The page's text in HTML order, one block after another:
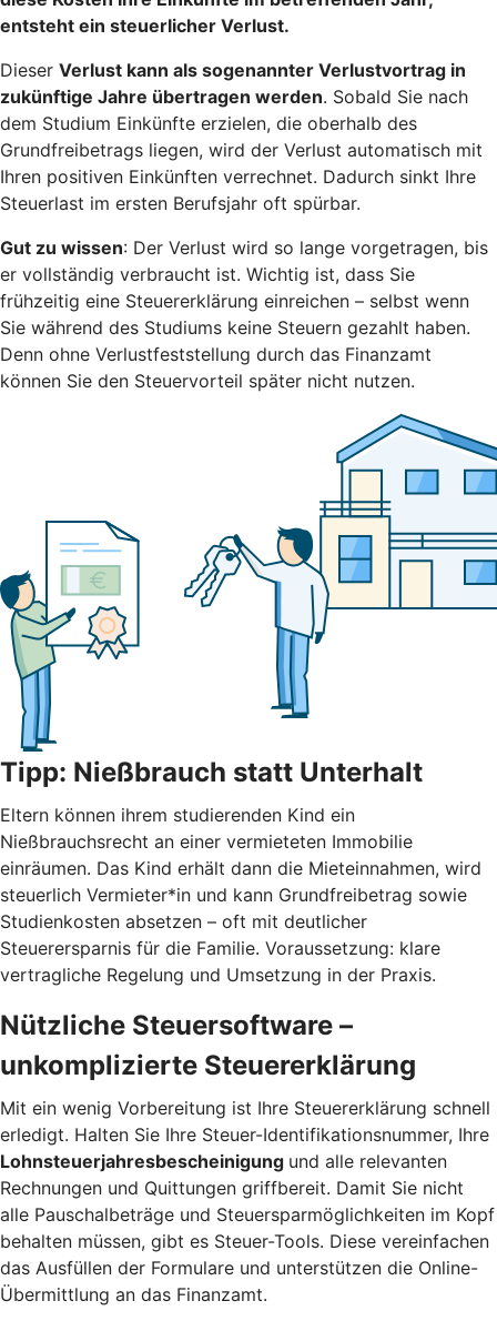
entsteht ein steuerlicher Verlust.
Dieser Verlust kann als sogenannter Verlustvortrag in
zukünftige Jahre übertragen werden. Sobald Sie nach
dem Studium Einkünfte erzielen, die oberhalb des
Grundfreibetrags liegen, wird der Verlust automatisch mit
Ihren positiven Einkünften verrechnet. Dadurch sinkt Ihre
Steuerlast im ersten Berufsjahr oft spürbar.
Gut zu wissen: Der Verlust wird so lange vorgetragen, bis
er vollständig verbraucht ist. Wichtig ist, dass Sie
frühzeitig eine Steuererklärung einreichen – selbst wenn
Sie während des Studiums keine Steuern gezahlt haben.
Denn ohne Verlustfeststellung durch das Finanzamt
können Sie den Steuervorteil später nicht nutzen.
Tipp: Nießbrauch statt Unterhalt
Eltern können ihrem studierenden Kind ein
Nießbrauchsrecht an einer vermieteten Immobilie
einräumen. Das Kind erhält dann die Mieteinnahmen, wird
steuerlich Vermieter*in und kann Grundfreibetrag sowie
Studienkosten absetzen – oft mit deutlicher
Steuerersparnis für die Familie. Voraussetzung: klare
vertragliche Regelung und Umsetzung in der Praxis.
Nützliche Steuersoftware –
unkomplizierte Steuererklärung
Mit ein wenig Vorbereitung ist Ihre Steuererklärung schnell
erledigt. Halten Sie Ihre Steuer-Identifikationsnummer, Ihre
Lohnsteuerjahresbescheinigung und alle relevanten
Rechnungen und Quittungen griffbereit. Damit Sie nicht
alle Pauschalbeträge und Steuersparmöglichkeiten im Kopf
behalten müssen, gibt es Steuer-Tools. Diese vereinfachen
das Ausfüllen der Formulare und unterstützen die Online-
Übermittlung an das Finanzamt.